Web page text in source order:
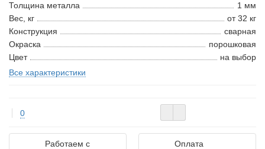
Толщина металла
1 мм
Вес, кг
от 32 кг
Конструкция
сварная
Окраска
порошковая
Цвет
на выбор
Все характеристики
0
Работаем с
Оплата